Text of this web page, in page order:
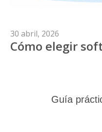
Publicado
el
30 abril, 2026
Cómo elegir
Guía